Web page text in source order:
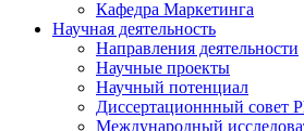
Кафедра Маркетинга
Научная деятельность
Направления деятельности
Научные проекты
Научный потенциал
Диссертационнный совет
Международный